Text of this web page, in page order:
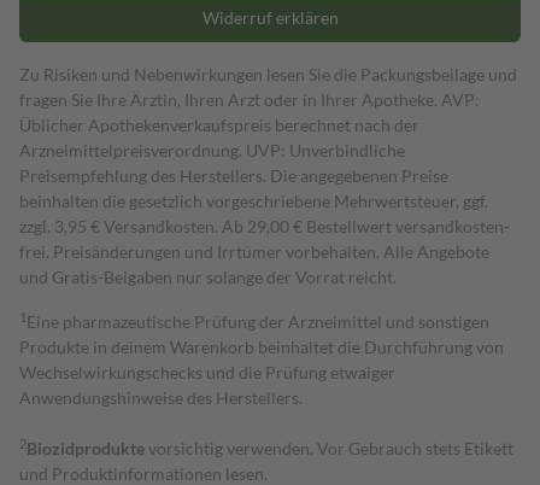
Widerruf erklären
Zu Risiken und Nebenwirkungen lesen Sie die Packungsbeilage und
fragen Sie Ihre Ärztin, Ihren Arzt oder in Ihrer Apotheke. AVP:
Üblicher Apothekenverkaufspreis berechnet nach der
Arzneimittelpreisverordnung. UVP: Unverbindliche
Preisempfehlung des Herstellers. Die angegebenen Preise
beinhalten die gesetzlich vorgeschriebene Mehrwertsteuer, ggf.
zzgl. 3,95 € Versandkosten. Ab 29,00 € Bestell­wert versand­kosten­
frei. Preisänderungen und Irrtümer vorbehalten. Alle Angebote
und Gratis-Beigaben nur solange der Vorrat reicht.
1 Eine pharmazeutische Prüfung der Arzneimittel und sonstigen
Produkte in deinem Warenkorb beinhaltet die Durchführung von
Wechselwirkungschecks und die Prüfung etwaiger
Anwendungshinweise des Herstellers.
2Biozidproduktevorsichtig verwenden. Vor Gebrauch stets Etikett
und Produktinformationen lesen.